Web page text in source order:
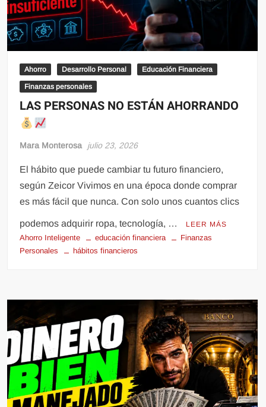
Ahorro Desarrollo Personal Educación Financiera
Finanzas personales
LAS PERSONAS NO ESTÁN AHORRANDO
Mara Monterosa julio 23, 2026
El hábito que puede cambiar tu futuro financiero,
según Zeicor Vivimos en una época donde comprar
es más fácil que nunca. Con solo unos cuantos clics
podemos adquirir ropa, tecnología, … LEER MÁS
Ahorro Inteligente educación financiera
Finanzas
Personales
hábitos financieros